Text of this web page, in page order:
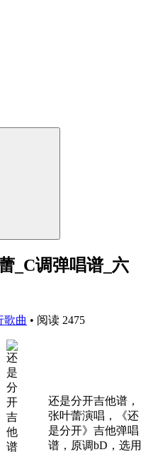
_C调弹唱谱_六
歌曲 • 阅读 2475
还是分开吉他谱，
张叶蕾演唱，《还
是分开》吉他弹唱
谱，原调bD，选用